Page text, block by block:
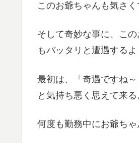
このお爺ちゃんも気さ
そして奇妙な事に、こ
もバッタリと遭遇するよ
最初は、「奇遇ですね
と気持ち悪く思えて来る
何度も勤務中にお爺ち